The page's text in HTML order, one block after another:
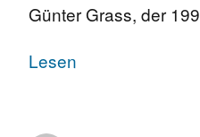
Günter Grass, der
Lesen